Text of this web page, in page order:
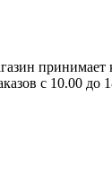
принимает
с 10.00 до